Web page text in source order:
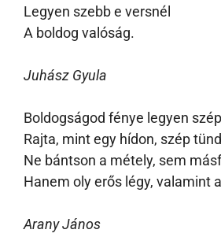
Legyen szebb e versnél
A boldog valóság.
Juhász Gyula
Boldogságod fénye legyen
Rajta, mint egy hídon, szép
Ne bántson a métely, sem
Hanem oly erős légy, valamint
Arany János